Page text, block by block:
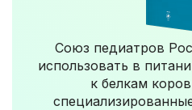
Союз педиатров
использовать в
к белкам